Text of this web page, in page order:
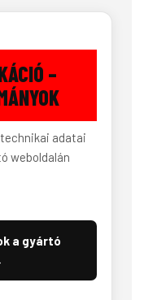
–
adatai
weboldalán
a gyártó